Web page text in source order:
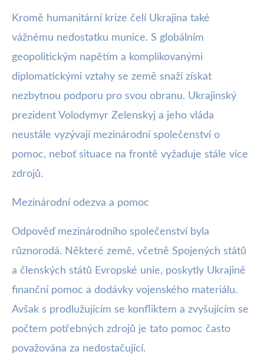
Kromě humanitární krize čelí Ukrajina také
vážnému nedostatku munice. S globálním
geopolitickým napětím a komplikovanými
diplomatickými vztahy se země snaží získat
nezbytnou podporu pro svou obranu. Ukrajinský
prezident Volodymyr Zelenskyj a jeho vláda
neustále vyzývají mezinárodní společenství o
pomoc, neboť situace na frontě vyžaduje stále více
zdrojů.
Mezinárodní odezva a pomoc
Odpověď mezinárodního společenství byla
různorodá. Některé země, včetně Spojených států
a členských států Evropské unie, poskytly Ukrajině
finanční pomoc a dodávky vojenského materiálu.
Avšak s prodlužujícím se konfliktem a zvyšujícím se
počtem potřebných zdrojů je tato pomoc často
považována za nedostačující.